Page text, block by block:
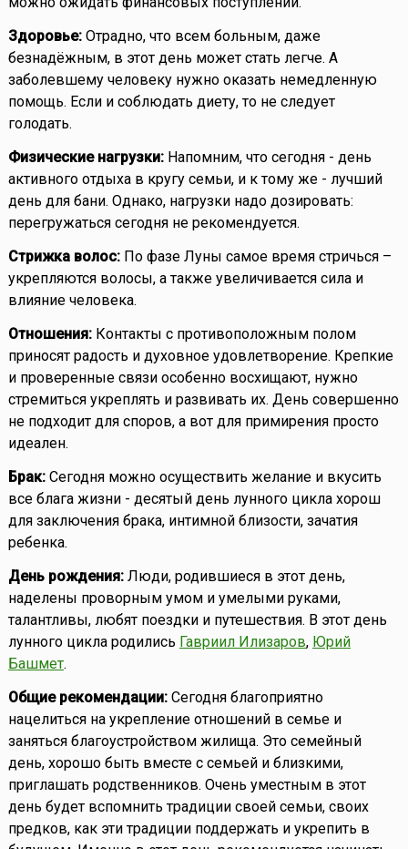
Здоровье: Отрадно, что всем больным, даже
безнадёжным, в этот день может стать легче. А
заболевшему человеку нужно оказать немедленную
помощь. Если и соблюдать диету, то не следует
голодать.
Физические нагрузки: Напомним, что сегодня - день
активного отдыха в кругу семьи, и к тому же - лучший
день для бани. Однако, нагрузки надо дозировать:
перегружаться сегодня не рекомендуется.
Стрижка волос: По фазе Луны самое время стричься –
укрепляются волосы, а также увеличивается сила и
влияние человека.
Отношения: Контакты с противоположным полом
приносят радость и духовное удовлетворение. Крепкие
и проверенные связи особенно восхищают, нужно
стремиться укреплять и развивать их. День совершенно
не подходит для споров, а вот для примирения просто
идеален.
Брак: Сегодня можно осуществить желание и вкусить
все блага жизни - десятый день лунного цикла хорош
для заключения брака, интимной близости, зачатия
ребенка.
День рождения: Люди, родившиеся в этот день,
наделены проворным умом и умелыми руками,
талантливы, любят поездки и путешествия. В этот день
лунного цикла родились Гавриил Илизаров, Юрий
Башмет.
Общие рекомендации: Сегодня благоприятно
нацелиться на укрепление отношений в семье и
заняться благоустройством жилища. Это семейный
день, хорошо быть вместе с семьей и близкими,
приглашать родственников. Очень уместным в этот
день будет вспомнить традиции своей семьи, своих
предков, как эти традиции поддержать и укрепить в